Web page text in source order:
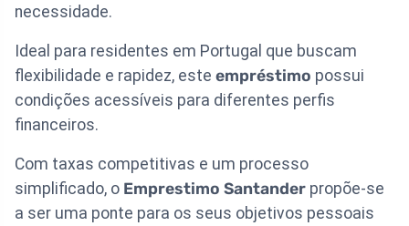
necessidade.
Ideal para residentes em Portugal que buscam
flexibilidade e rapidez, este empréstimo possui
condições acessíveis para diferentes perfis
financeiros.
Com taxas competitivas e um processo
simplificado, o Emprestimo Santander propõe-se
a ser uma ponte para os seus objetivos pessoais